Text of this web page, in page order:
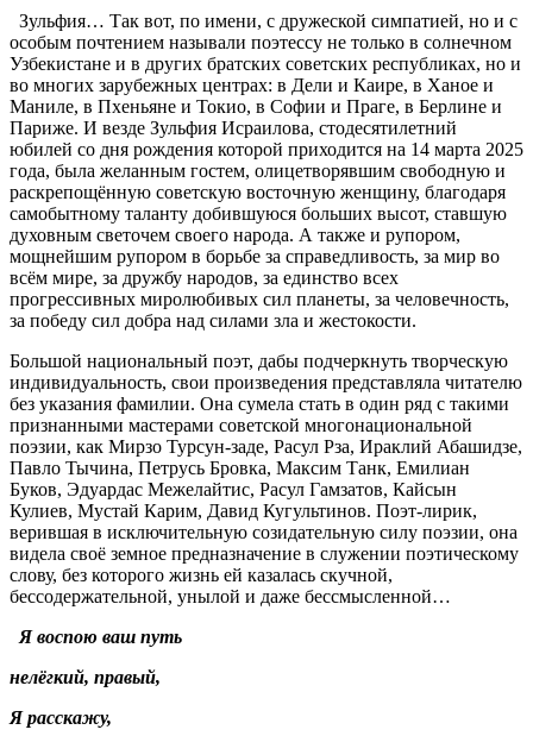
Зульфия… Так вот, по имени, с дружеской симпатией, но и с
особым почтением называли поэтессу не только в солнечном
Узбекистане и в других братских советских республиках, но и
во многих зарубежных центрах: в Дели и Каире, в Ханое и
Маниле, в Пхеньяне и Токио, в Софии и Праге, в Берлине и
Париже. И везде Зульфия Исраилова, стодесятилетний
юбилей со дня рождения которой приходится на 14 марта 2025
года, была желанным гостем, олицетворявшим свободную и
раскрепощённую советскую восточную женщину, благодаря
самобытному таланту добившуюся больших высот, ставшую
духовным светочем своего народа. А также и рупором,
мощнейшим рупором в борьбе за справедливость, за мир во
всём мире, за дружбу народов, за единство всех
прогрессивных миролюбивых сил планеты, за человечность,
за победу сил добра над силами зла и жестокости.
Большой национальный поэт, дабы подчеркнуть творческую
индивидуальность, свои произведения представляла читателю
без указания фамилии. Она сумела стать в один ряд с такими
признанными мастерами советской многонациональной
поэзии, как Мирзо Турсун-заде, Расул Рза, Ираклий Абашидзе,
Павло Тычина, Петрусь Бровка, Максим Танк, Емилиан
Буков, Эдуардас Межелайтис, Расул Гамзатов, Кайсын
Кулиев, Мустай Карим, Давид Кугультинов. Поэт-лирик,
верившая в исключительную созидательную силу поэзии, она
видела своё земное предназначение в служении поэтическому
слову, без которого жизнь ей казалась скучной,
бессодержательной, унылой и даже бессмысленной…
Я воспою ваш путь
нелёгкий, правый,
Я расскажу,